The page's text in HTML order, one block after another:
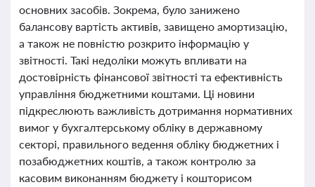
основних засобів. Зокрема, було занижено
балансову вартість активів, завищено амортизацію,
а також не повністю розкрито інформацію у
звітності. Такі недоліки можуть впливати на
достовірність фінансової звітності та ефективність
управління бюджетними коштами. Ці новини
підкреслюють важливість дотримання нормативних
вимог у бухгалтерському обліку в державному
секторі, правильного ведення обліку бюджетних і
позабюджетних коштів, а також контролю за
касовим виконанням бюджету і кошторисом